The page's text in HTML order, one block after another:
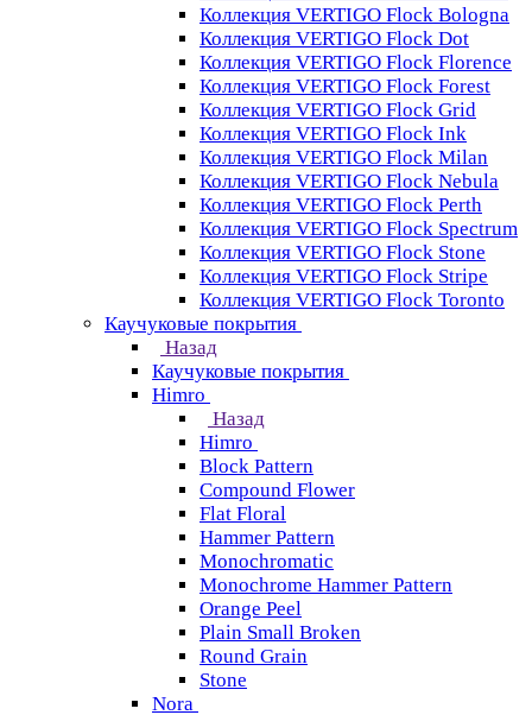
Коллекция VERTIGO Flock Bologna
Коллекция VERTIGO Flock Dot
Коллекция VERTIGO Flock Florence
Коллекция VERTIGO Flock Forest
Коллекция VERTIGO Flock Grid
Коллекция VERTIGO Flock Ink
Коллекция VERTIGO Flock Milan
Коллекция VERTIGO Flock Nebula
Коллекция VERTIGO Flock Perth
Коллекция VERTIGO Flock Spectrum
Коллекция VERTIGO Flock Stone
Коллекция VERTIGO Flock Stripe
Коллекция VERTIGO Flock Toronto
Каучуковые покрытия
Назад
Каучуковые покрытия
Himro
Назад
Himro
Block Pattern
Compound Flower
Flat Floral
Hammer Pattern
Monochromatic
Monochrome Hammer Pattern
Orange Peel
Plain Small Broken
Round Grain
Stone
Nora